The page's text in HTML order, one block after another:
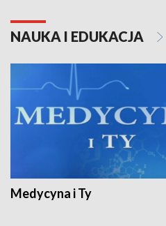
NAUKA I EDUKACJA
Medycyna i Ty